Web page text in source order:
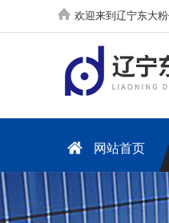
欢迎来到辽宁东大
网站首页